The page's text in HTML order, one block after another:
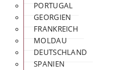
PORTUGAL
GEORGIEN
FRANKREICH
MOLDAU
DEUTSCHLAND
SPANIEN